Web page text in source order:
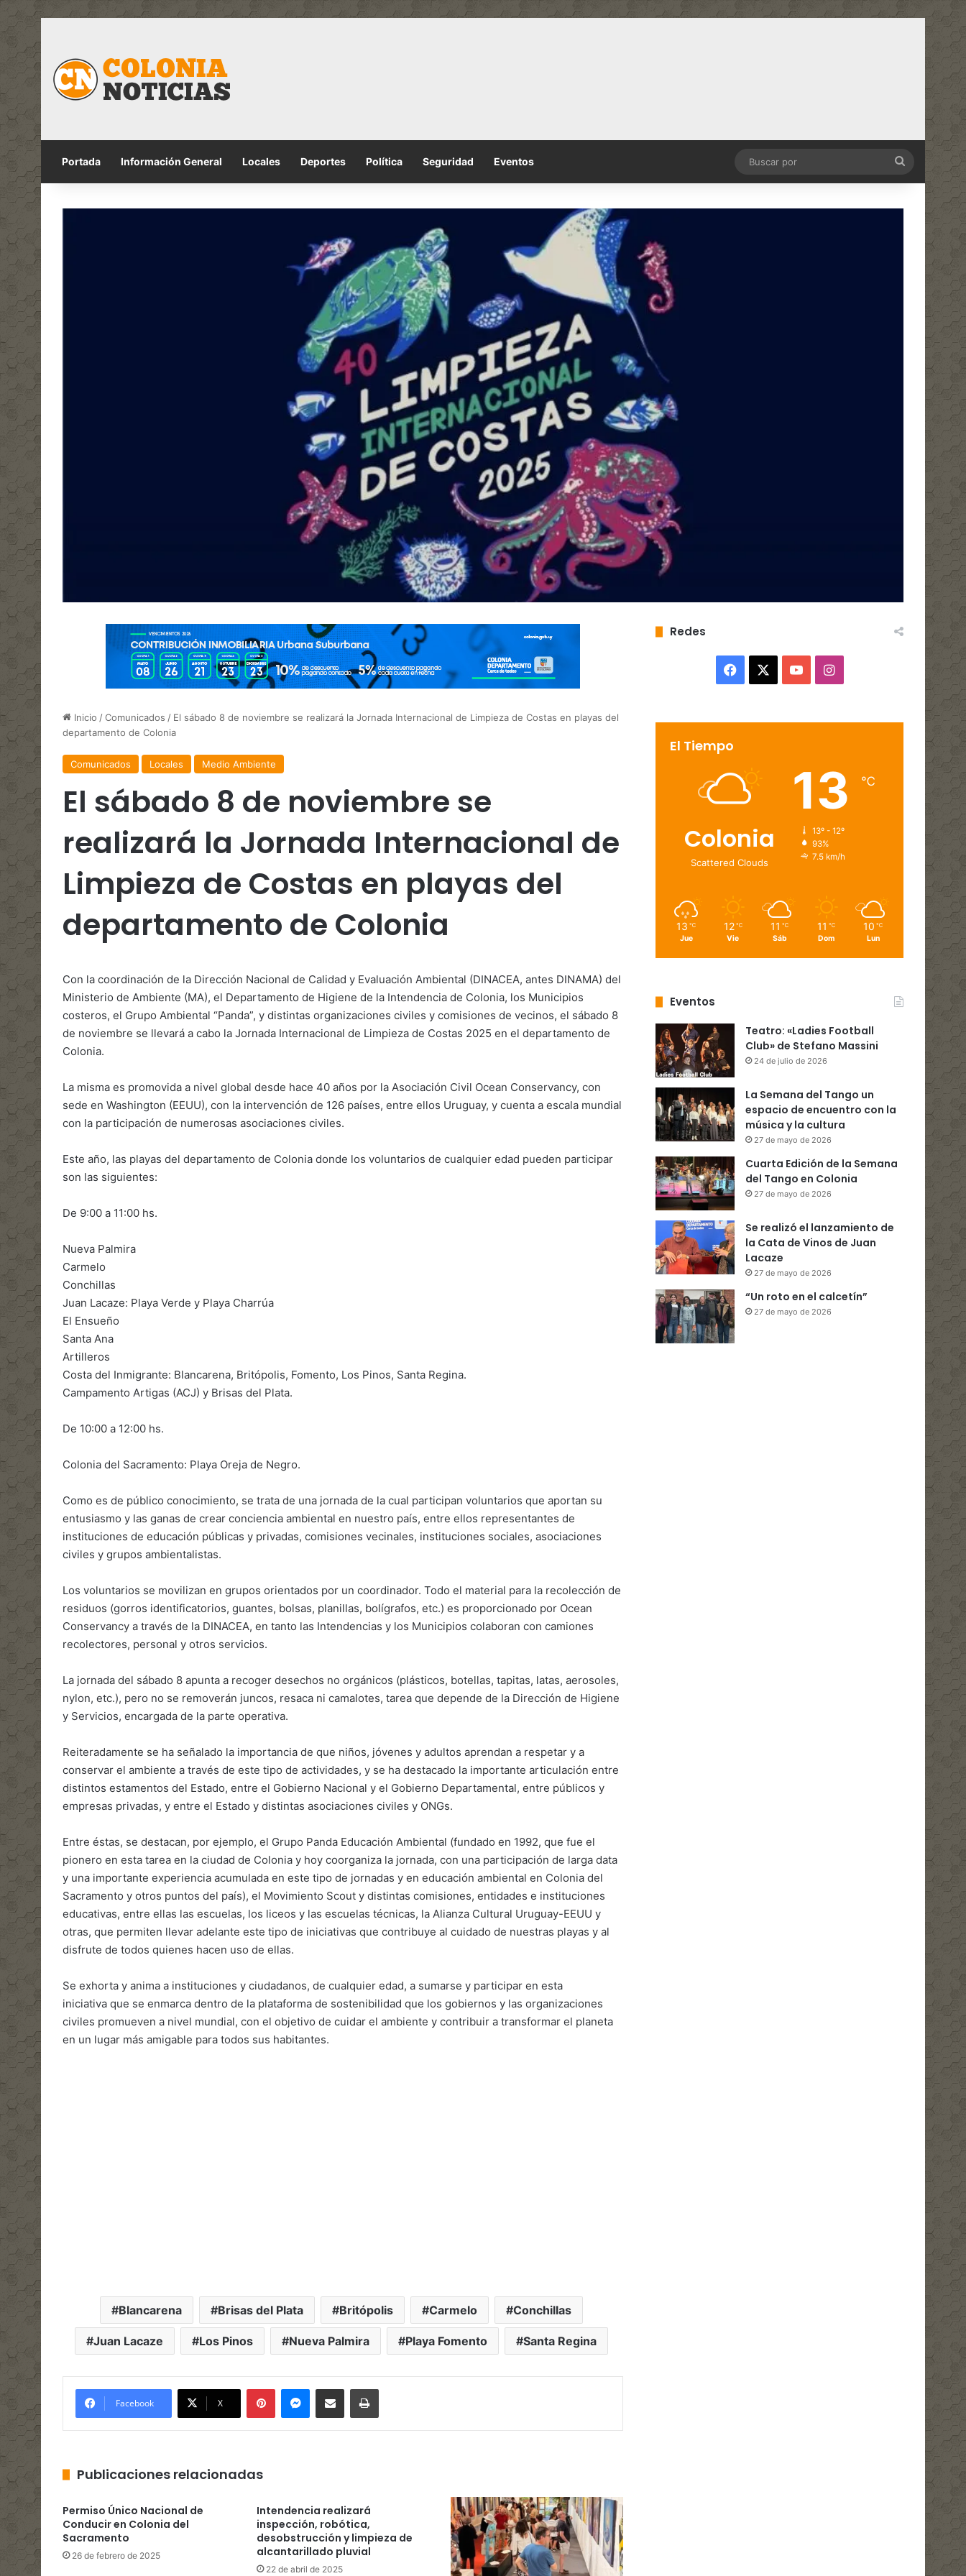
Portada Información General Locales Deportes Política Seguridad Eventos
por
Inicio /Comunicados / El sábado 8 de noviembre se realizará la Jornada Internacional de Limpieza de Costas en playas del
departamento de Colonia
Comunicados Locales Medio Ambiente
El sábado 8 de noviembre se
realizará la Jornada Internacional de
Limpieza de Costas en playas del
departamento de Colonia
Con la coordinación de la Dirección Nacional de Calidad y Evaluación Ambiental (DINACEA, antes DINAMA) del
Ministerio de Ambiente (MA), el Departamento de Higiene de la Intendencia de Colonia, los Municipios
costeros, el Grupo Ambiental “Panda”, y distintas organizaciones civiles y comisiones de vecinos, el sábado 8
de noviembre se llevará a cabo la Jornada Internacional de Limpieza de Costas 2025 en el departamento de
Colonia.
La misma es promovida a nivel global desde hace 40 años por la Asociación Civil Ocean Conservancy, con
sede en Washington (EEUU), con la intervención de 126 países, entre ellos Uruguay, y cuenta a escala mundial
con la participación de numerosas asociaciones civiles.
Este año, las playas del departamento de Colonia donde los voluntarios de cualquier edad pueden participar
son las siguientes:
De 9:00 a 11:00 hs.
Nueva Palmira
Carmelo
Conchillas
Juan Lacaze: Playa Verde y Playa Charrúa
El Ensueño
Santa Ana
Artilleros
Costa del Inmigrante: Blancarena, Britópolis, Fomento, Los Pinos, Santa Regina.
Campamento Artigas (ACJ) y Brisas del Plata.
De 10:00 a 12:00 hs.
Colonia del Sacramento: Playa Oreja de Negro.
Como es de público conocimiento, se trata de una jornada de la cual participan voluntarios que aportan su
entusiasmo y las ganas de crear conciencia ambiental en nuestro país, entre ellos representantes de
instituciones de educación públicas y privadas, comisiones vecinales, instituciones sociales, asociaciones
civiles y grupos ambientalistas.
Los voluntarios se movilizan en grupos orientados por un coordinador. Todo el material para la recolección de
residuos (gorros identificatorios, guantes, bolsas, planillas, bolígrafos, etc.) es proporcionado por Ocean
Conservancy a través de la DINACEA, en tanto las Intendencias y los Municipios colaboran con camiones
recolectores, personal y otros servicios.
La jornada del sábado 8 apunta a recoger desechos no orgánicos (plásticos, botellas, tapitas, latas, aerosoles,
nylon, etc.), pero no se removerán juncos, resaca ni camalotes, tarea que depende de la Dirección de Higiene
y Servicios, encargada de la parte operativa.
Reiteradamente se ha señalado la importancia de que niños, jóvenes y adultos aprendan a respetar y a
conservar el ambiente a través de este tipo de actividades, y se ha destacado la importante articulación entre
distintos estamentos del Estado, entre el Gobierno Nacional y el Gobierno Departamental, entre públicos y
empresas privadas, y entre el Estado y distintas asociaciones civiles y ONGs.
Entre éstas, se destacan, por ejemplo, el Grupo Panda Educación Ambiental (fundado en 1992, que fue el
pionero en esta tarea en la ciudad de Colonia y hoy coorganiza la jornada, con una participación de larga data
y una importante experiencia acumulada en este tipo de jornadas y en educación ambiental en Colonia del
Sacramento y otros puntos del país), el Movimiento Scout y distintas comisiones, entidades e instituciones
educativas, entre ellas las escuelas, los liceos y las escuelas técnicas, la Alianza Cultural Uruguay-EEUU y
otras, que permiten llevar adelante este tipo de iniciativas que contribuye al cuidado de nuestras playas y al
disfrute de todos quienes hacen uso de ellas.
Se exhorta y anima a instituciones y ciudadanos, de cualquier edad, a sumarse y participar en esta
iniciativa que se enmarca dentro de la plataforma de sostenibilidad que los gobiernos y las organizaciones
civiles promueven a nivel mundial, con el objetivo de cuidar el ambiente y contribuir a transformar el planeta
en un lugar más amigable para todos sus habitantes.
Blancarena Brisas del Plata Britópolis Carmelo Conchillas
Juan Lacaze Los Pinos Nueva Palmira Playa Fomento Santa Regina
Facebook X
PinterestMessengerCompartir por correo electrónicoImprimir
Publicaciones relacionadas
Permiso Único Nacional de
Conducir en Colonia del
Sacramento
26 de febrero de 2025
Intendencia realizará
inspección, robótica,
desobstrucción y limpieza de
alcantarillado pluvial
22 de abril de 2025
Redes
Facebook YouTubeInstagram
El Tiempo
Colonia
Scattered Clouds
13 ℃
13º - 12º
93%
7.5 km/h
13 ℃
Jue
12 ℃
Vie
11 ℃
Sáb
11 ℃
Dom
10 ℃
Lun
Eventos
Teatro: «Ladies Football
Club» de Stefano Massini
24 de julio de 2026
La Semana del Tango un
espacio de encuentro con la
música y la cultura
27 de mayo de 2026
Cuarta Edición de la Semana
del Tango en Colonia
27 de mayo de 2026
Se realizó el lanzamiento de
la Cata de Vinos de Juan
Lacaze
27 de mayo de 2026
“Un roto en el calcetín”
27 de mayo de 2026